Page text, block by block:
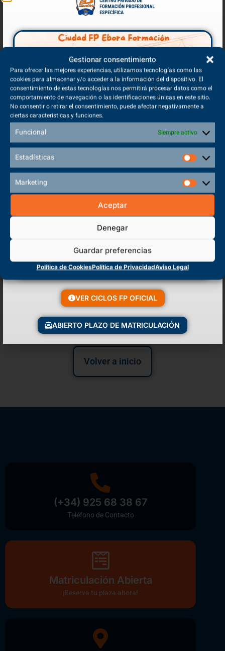
Gestionar consentimiento
Para ofrecer las mejores experiencias, utilizamos tecnologías como las
cookies para almacenar y/o acceder a la información del dispositivo. El
consentimiento de estas tecnologías nos permitirá procesar datos como el
comportamiento de navegación o las identificaciones únicas en este sitio.
No consentir o retirar el consentimiento, puede afectar negativamente a
ciertas características y funciones.
Funcional Siempre activo
Estadísticas
Marketing
Aceptar
Denegar
Guardar preferencias
Política de CookiesPolítica de PrivacidadAviso Legal
EVAU 2021. Acceso a la Universidad desde un Grado
Superior de Formación Profesional
Al acceder a la universidad con la nota media que se haya adquirido
en el Grado de Formación Profesional no...
Volver a inicio
(+34) 925 68 38 67
Teléfono de Contacto
Matriculación Abierta
¡Reserva tu plaza ahora!
VER CICLOS FP OFICIAL
ABIERTO PLAZO DE MATRICULACIÓN